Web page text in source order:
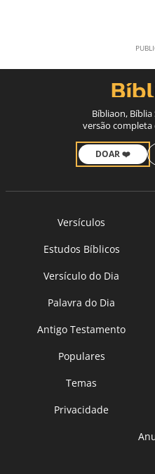
Bíbliaon, Bíblia
versão completa
DOAR ❤️
Versículos
Estudos Bíblicos
Versículo do Dia
Palavra do Dia
Antigo Testamento
Populares
Temas
Privacidade